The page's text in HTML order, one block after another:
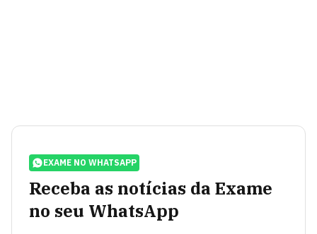
EXAME NO WHATSAPP
Receba as notícias da Exame
no seu WhatsApp